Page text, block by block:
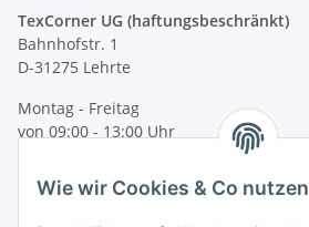
TexCorner UG (haftungsbeschränkt)
Bahnhofstr. 1
D-31275 Lehrte
Montag - Freitag
von 09:00 - 13:00 Uhr
Tel: +49 (0) 5132 8230689
Wie wir Cookies & Co nutzen